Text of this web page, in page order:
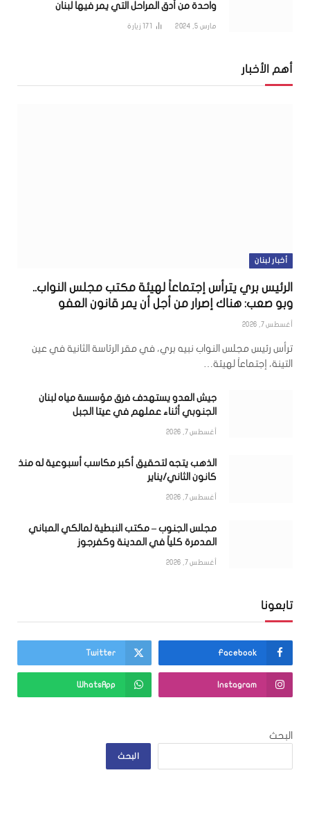
واحدة من أدق المراحل التي يمر فيها لبنان
مارس 5, 2024 171 زيارة
أهم الأخبار
أخبار لبنان
الرئيس بري يترأس إجتماعاً لهيئة مكتب مجلس النواب..
وبو صعب: هناك إصرار من أجل أن يمر قانون العفو
أغسطس 7, 2026
ترأس رئيس مجلس النواب نبيه بري، في مقر الرئاسة الثانية في عين
التينة، إجتماعاً لهيئة…
جيش العدو يستهدف فرق مؤسسة مياه لبنان
الجنوبي أثناء عملهم في عيتا الجبل
أغسطس 7, 2026
الذهب يتجه لتحقيق أكبر مكاسب أسبوعية له منذ
كانون الثاني/يناير
أغسطس 7, 2026
مجلس الجنوب – مكتب النبطية لمالكي المباني
المدمرة كلياً في المدينة وكفرجوز
أغسطس 7, 2026
تابعونا
Facebook
Twitter
Instagram
WhatsApp
البحث
البحث